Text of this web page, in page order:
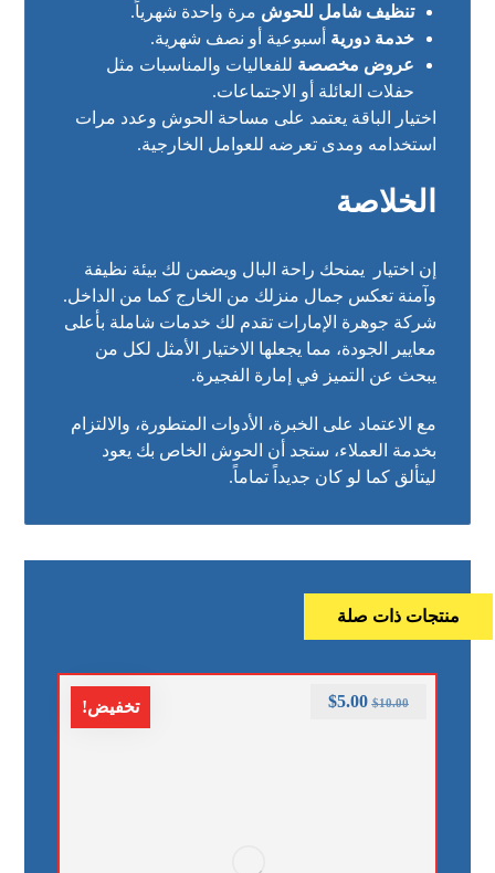
تنظيف شامل للحوش مرة واحدة شهرياً.
خدمة دورية أسبوعية أو نصف شهرية.
عروض مخصصة للفعاليات والمناسبات مثل
حفلات العائلة أو الاجتماعات.
اختيار الباقة يعتمد على مساحة الحوش وعدد مرات
استخدامه ومدى تعرضه للعوامل الخارجية.
الخلاصة
إن اختيار يمنحك راحة البال ويضمن لك بيئة نظيفة
وآمنة تعكس جمال منزلك من الخارج كما من الداخل.
شركة جوهرة الإمارات تقدم لك خدمات شاملة بأعلى
معايير الجودة، مما يجعلها الاختيار الأمثل لكل من
يبحث عن التميز في إمارة الفجيرة.
مع الاعتماد على الخبرة، الأدوات المتطورة، والالتزام
بخدمة العملاء، ستجد أن الحوش الخاص بك يعود
ليتألق كما لو كان جديداً تماماً.
منتجات ذات صلة
تخفيض! $10.00
$5.00